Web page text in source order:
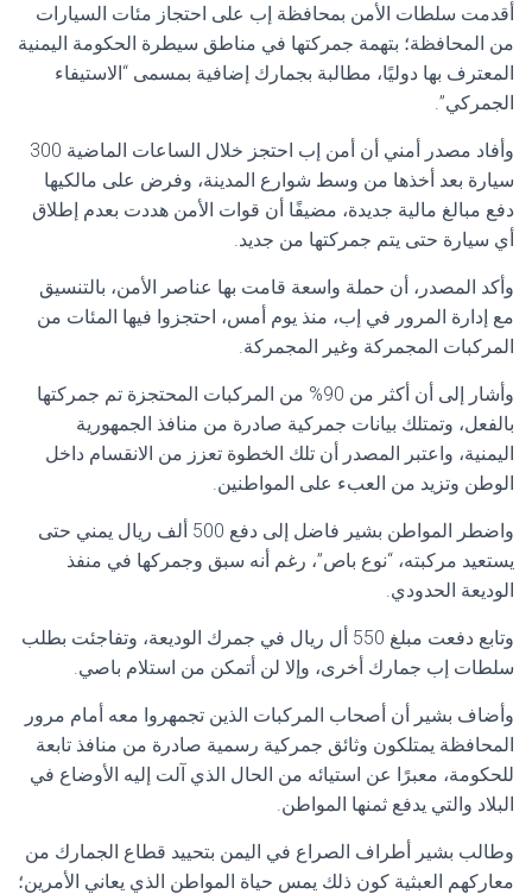
أقدمت سلطات الأمن بمحافظة إب على احتجاز مئات السيارات
من المحافظة؛ بتهمة جمركتها في مناطق سيطرة الحكومة اليمنية
المعترف بها دوليًا، مطالبة بجمارك إضافية بمسمى “الاستيفاء
الجمركي”.
وأفاد مصدر أمني أن أمن إب احتجز خلال الساعات الماضية 300
سيارة بعد أخذها من وسط شوارع المدينة، وفرض على مالكيها
دفع مبالغ مالية جديدة، مضيفًا أن قوات الأمن هددت بعدم إطلاق
أي سيارة حتى يتم جمركتها من جديد.
وأكد المصدر، أن حملة واسعة قامت بها عناصر الأمن، بالتنسيق
مع إدارة المرور في إب، منذ يوم أمس، احتجزوا فيها المئات من
المركبات المجمركة وغير المجمركة.
وأشار إلى أن أكثر من 90% من المركبات المحتجزة تم جمركتها
بالفعل، وتمتلك بيانات جمركية صادرة من منافذ الجمهورية
اليمنية، واعتبر المصدر أن تلك الخطوة تعزز من الانقسام داخل
الوطن وتزيد من العبء على المواطنين.
واضطر المواطن بشير فاضل إلى دفع 500 ألف ريال يمني حتى
يستعيد مركبته، “نوع باص”، رغم أنه سبق وجمركها في منفذ
الوديعة الحدودي.
وتابع دفعت مبلغ 550 أل ريال في جمرك الوديعة، وتفاجئت بطلب
سلطات إب جمارك أخرى، وإلا لن أتمكن من استلام باصي.
وأضاف بشير أن أصحاب المركبات الذين تجمهروا معه أمام مرور
المحافظة يمتلكون وثائق جمركية رسمية صادرة من منافذ تابعة
للحكومة، معبرًا عن استيائه من الحال الذي آلت إليه الأوضاع في
البلاد والتي يدفع ثمنها المواطن.
وطالب بشير أطراف الصراع في اليمن بتحييد قطاع الجمارك من
معاركهم العبثية كون ذلك يمس حياة المواطن الذي يعاني الأمرين؛